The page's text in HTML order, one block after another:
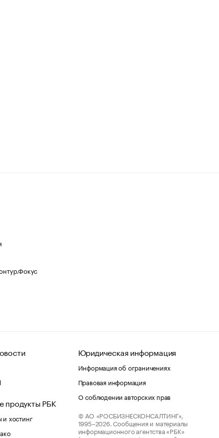
продукты РБК
хостинг
Юридическая информация
Информация об ограничениях
Правовая информация
О соблюдении авторских прав
© АО «РОСБИЗНЕСКОНСАЛТИНГ»,
1995–2026. Сообщения и материалы
информационного агентства «РБК»